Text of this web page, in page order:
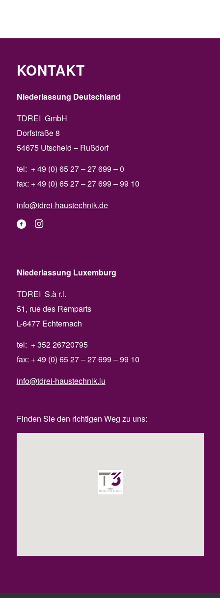
KONTAKT
Niederlassung Deutschland
TDREI GmbH
Dorfstraße 8
54675 Utscheid – Rußdorf
tel: + 49 (0) 65 27 – 27 699 – 0
fax: + 49 (0) 65 27 – 27 699 – 99 10
info@tdrei-haustechnik.de
Niederlassung Luxemburg
TDREI S.à r.l.
51, rue des Remparts
L-6477 Echternach
tel: + 352 26720795
fax: + 49 (0) 65 27 – 27 699 – 99 10
info@tdrei-haustechnik.lu
Finden Sie den richtigen Weg zu uns: